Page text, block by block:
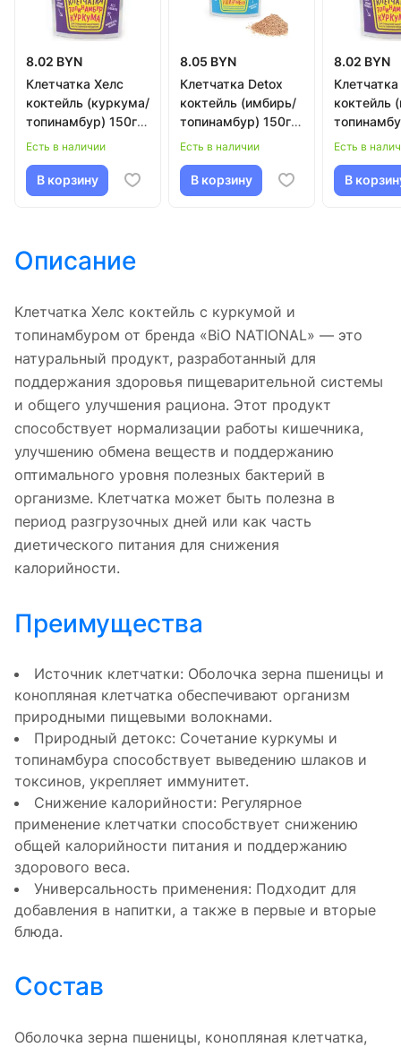
8.02 BYN
Клетчатка Хелс
коктейль (куркума/
топинамбур) 150г в
Бобруйске
Есть в наличии
В корзину
8.05 BYN
Клетчатка Detox
коктейль (имбирь/
топинамбур) 150г в
Бобруйске
Есть в наличии
В корзину
8.02 BYN
коктейль
Гродно
Есть в
В
Описание
Клетчатка Хелс коктейль с куркумой и
топинамбуром от бренда «BiO NATIONAL» — это
натуральный продукт, разработанный для
поддержания здоровья пищеварительной системы
и общего улучшения рациона. Этот продукт
способствует нормализации работы кишечника,
улучшению обмена веществ и поддержанию
оптимального уровня полезных бактерий в
организме. Клетчатка может быть полезна в
период разгрузочных дней или как часть
диетического питания для снижения
калорийности.
Преимущества
Источник клетчатки: Оболочка зерна пшеницы и
конопляная клетчатка обеспечивают организм
природными пищевыми волокнами.
Природный детокс: Сочетание куркумы и
топинамбура способствует выведению шлаков и
токсинов, укрепляет иммунитет.
Снижение калорийности: Регулярное
применение клетчатки способствует снижению
общей калорийности питания и поддержанию
здорового веса.
Универсальность применения: Подходит для
добавления в напитки, а также в первые и вторые
блюда.
Состав
Оболочка зерна пшеницы, конопляная клетчатка,